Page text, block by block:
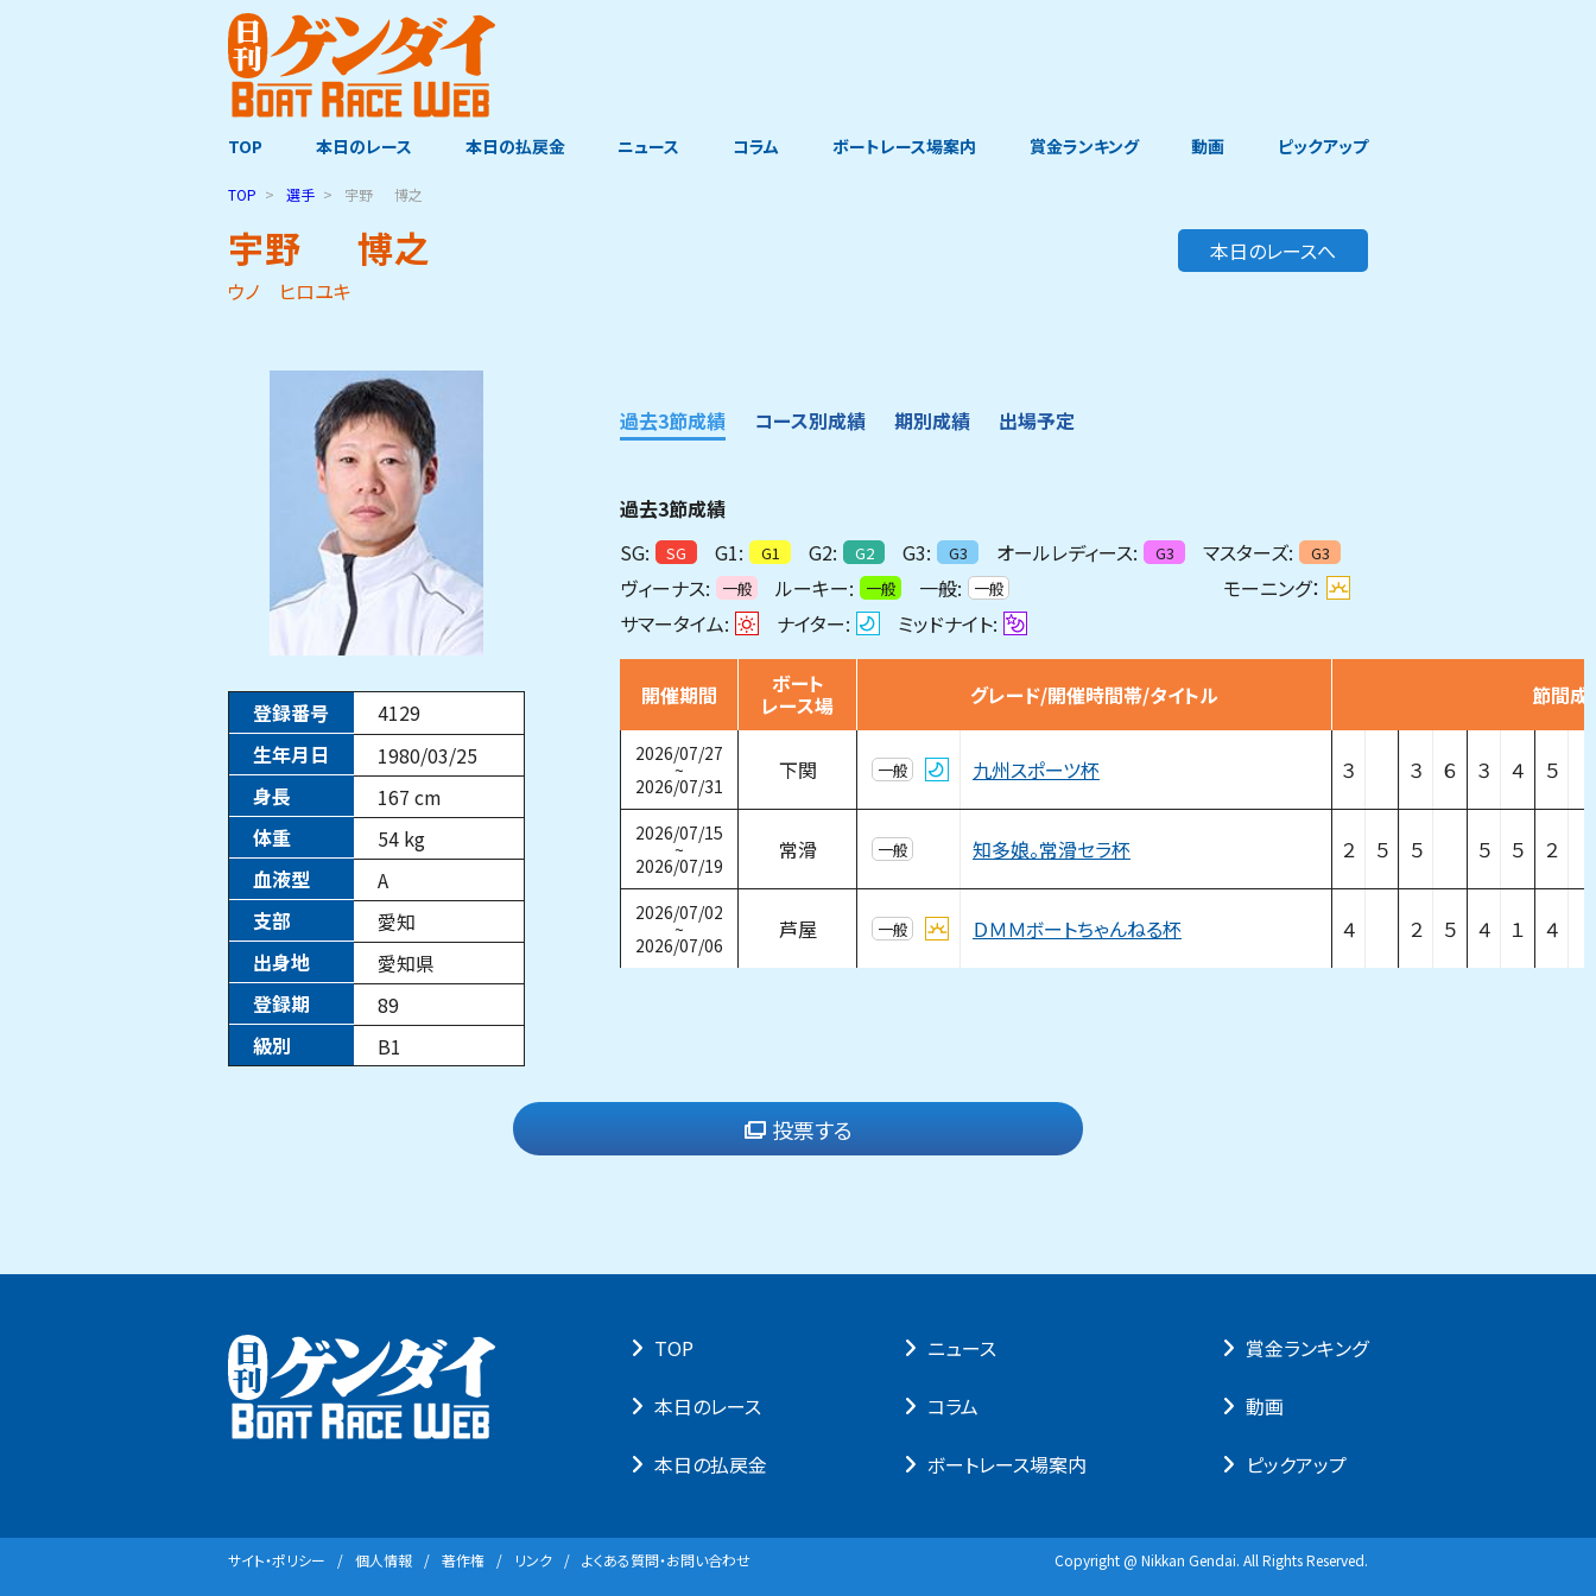
TOP 本日のレース 本日の払戻金 ニュース コラム ボートレース場案内 賞金ランキング 動画 ピックアップ
TOP 選手 宇野 博之
宇野 博之
ウノ ヒロユキ
本日のレースへ
登録番号
4129
生年月日
1980/03/25
身長
167 cm
体重
54 kg
血液型
A
支部
愛知
出身地
愛知県
登録期
89
級別
B1
過去3節成績 コース別成績 期別成績 出場予定
過去3節成績
SG:
SG G1: G1 G2: G2 G3: G3 オールレディース: G3 マスターズ: G3
ヴィーナス: 一般 ルーキー: 一般 一般: 一般
モーニング：
サマータイム:
ナイター: ミッドナイト:
開催期間 ボート
レース場 グレード/開催時間帯/タイトル 節間成
2026/07/27
~
2026/07/31
下関 一般 九州スポーツ杯 ３ ３ ６ ３ ４ ５
2026/07/15
~
2026/07/19
常滑 一般 知多娘。常滑セラ杯 ２ ５ ５ ５ ５ ２
2026/07/02
~
2026/07/06
芦屋 一般 ＤＭＭボートちゃんねる杯 ４ ２ ５ ４ １ ４
投票する
TOP
本⽇のレース
本⽇の払戻⾦
ニュース
コラム
ボートレース場案内
賞⾦ランキング
動画
ピックアップ
サイト・ポリシー 個⼈情報 著作権 リンク よくある質問・お問い合わせ Copyright @ Nikkan Gendai. All Rights Reserved.